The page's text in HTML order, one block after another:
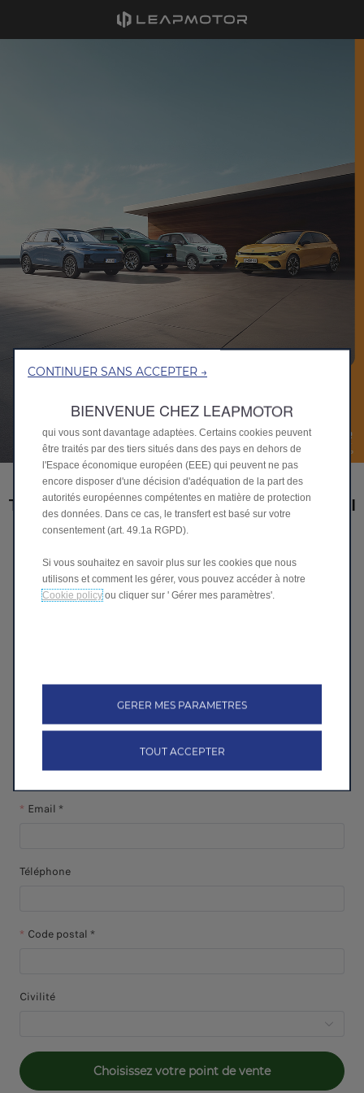
TAKE A LEAP ET RÉSERVEZ VOTRE ESSAI
ROUTIER !
Remplissez ce formulaire et un conseiller commercial de
Leapmotor vous contactera dès que possible pour planifier
l'essai routier de votre modèle Leapmotor préféré.
Nom *
Email *
Téléphone
Code postal *
Civilité
Choisissez votre point de vente
CONTINUER SANS ACCEPTER →
BIENVENUE CHEZ LEAPMOTOR
Nous utilisons des cookies afin de vous offrir la meilleure
expérience sur notre site. Les cookies nous permettent de vous
fournir des fonctionnalités essentielles telles que la sécurité, la
gestion du réseau et l’accessibilité. Ils améliorent la convivialité
et les performances grâce à diverses fonctionnalités telles que
également utiliser des cookies tiers pour envoyer des publicités
qui vous sont davantage adaptées. Certains cookies peuvent
être traités par des tiers situés dans des pays en dehors de
l'Espace économique européen (EEE) qui peuvent ne pas
encore disposer d'une décision d'adéquation de la part des
autorités européennes compétentes en matière de protection
des données. Dans ce cas, le transfert est basé sur votre
consentement (art. 49.1a RGPD).
Si vous souhaitez en savoir plus sur les cookies que nous
utilisons et comment les gérer, vous pouvez accéder à notre
Cookie policyou cliquer sur ' Gérer mes paramètres'.
GERER MES PARAMETRES
TOUT ACCEPTER